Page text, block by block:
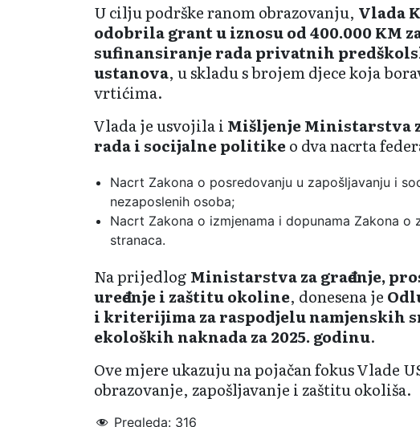
U cilju podrške ranom obrazovanju, Vlada
odobrila grant u iznosu od 400.000 KM
sufinansiranje rada privatnih
ustanova, u skladu s brojem djece koja
vrtićima.
Vlada je usvojila i Mišljenje Ministarstva
rada i socijalne politikeo dva nacrta
Nacrt Zakona o posredovanju u zapošljavanju i
nezaposlenih osoba;
Nacrt Zakona o izmjenama i dopunama Zakona o
stranaca.
Na prijedlog Ministarstva za građenje,
uređenje i zaštitu okoline, donesena je
i kriterijima za raspodjelu namjenskih
ekoloških naknada za 2025. godinu.
Ove mjere ukazuju na pojačan fokus Vlade
obrazovanje, zapošljavanje i zaštitu okoliša.
Pregleda: 316